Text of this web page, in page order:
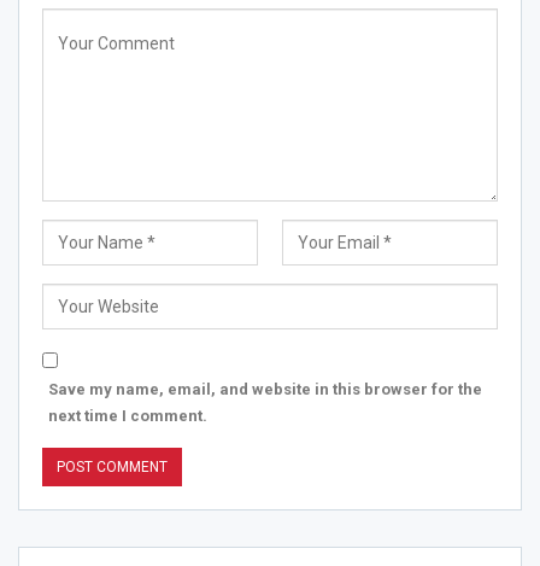
Save my name, email, and website in this browser for the
next time I comment.